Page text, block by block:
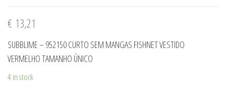
€ 13,21
SUBBLIME – 952150 CURTO SEM MANGAS FISHNET VESTIDO
VERMELHO TAMANHO ÚNICO
4 in stock